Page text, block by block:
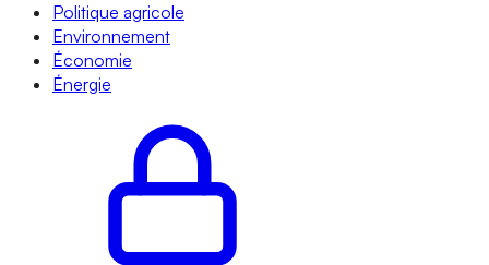
Politique agricole
Environnement
Économie
Énergie